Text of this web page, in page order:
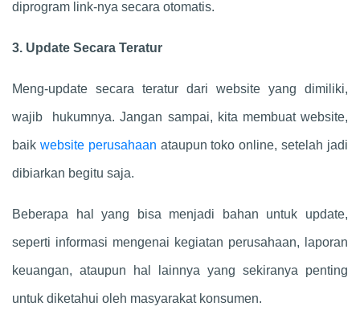
diprogram link-nya secara otomatis.
3. Update Secara Teratur
Meng-update secara teratur dari website yang dimiliki,
wajib hukumnya. Jangan sampai, kita membuat website,
baik website perusahaan ataupun toko online, setelah jadi
dibiarkan begitu saja.
Beberapa hal yang bisa menjadi bahan untuk update,
seperti informasi mengenai kegiatan perusahaan, laporan
keuangan, ataupun hal lainnya yang sekiranya penting
untuk diketahui oleh masyarakat konsumen.